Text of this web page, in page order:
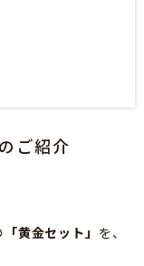
ご紹介
「黄金セット」 を、